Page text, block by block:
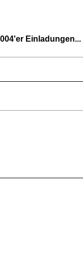
Einladungen...